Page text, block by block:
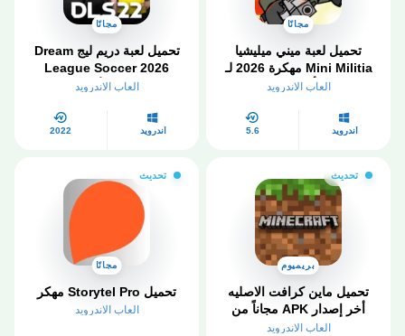
مجانًا
تحميل لعبة ميني ميليشيا
Mini Militia مهكرة 2026 لـ
أندرويد
العاب الاندرويد
أندرويد 5.6
مجانًا
تحميل لعبة دريم ليج Dream
League Soccer 2026
مهكرة للأندرويد
العاب الاندرويد
أندرويد 2022
تحديث
بريميوم
تحميل ماين كرافت الاصليه
أخر إصدار APK مجاناً من
ميديافاير
العاب الاندرويد
تحديث
مجانًا
تحميل Storytel Pro مهكر
العاب الاندرويد